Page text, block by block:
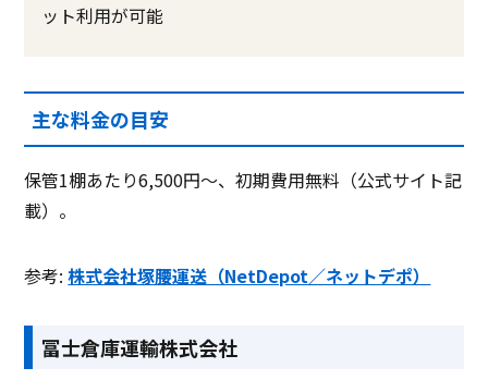
ット利用が可能
主な料金の目安
保管1棚あたり6,500円〜、初期費用無料（公式サイト記
載）。
参考:株式会社塚腰運送（NetDepot／ネットデポ）
冨士倉庫運輸株式会社